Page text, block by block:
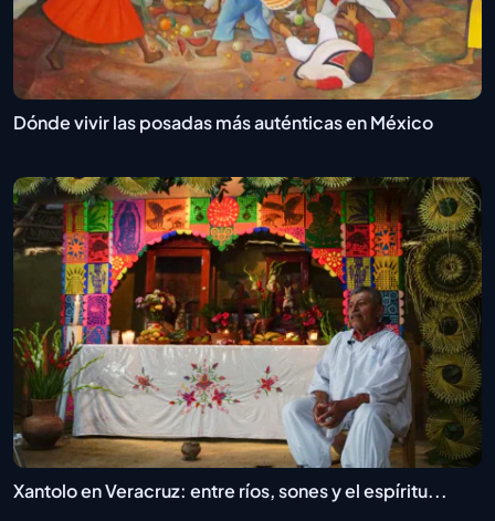
Dónde vivir las posadas más auténticas en México
Xantolo en Veracruz: entre ríos, sones y el espíritu...